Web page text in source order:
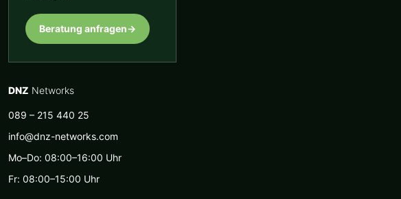
Beratung anfragen→
DNZ Networks
089 – 215 440 25
info@dnz-networks.com
Mo–Do: 08:00–16:00 Uhr
Fr: 08:00–15:00 Uhr